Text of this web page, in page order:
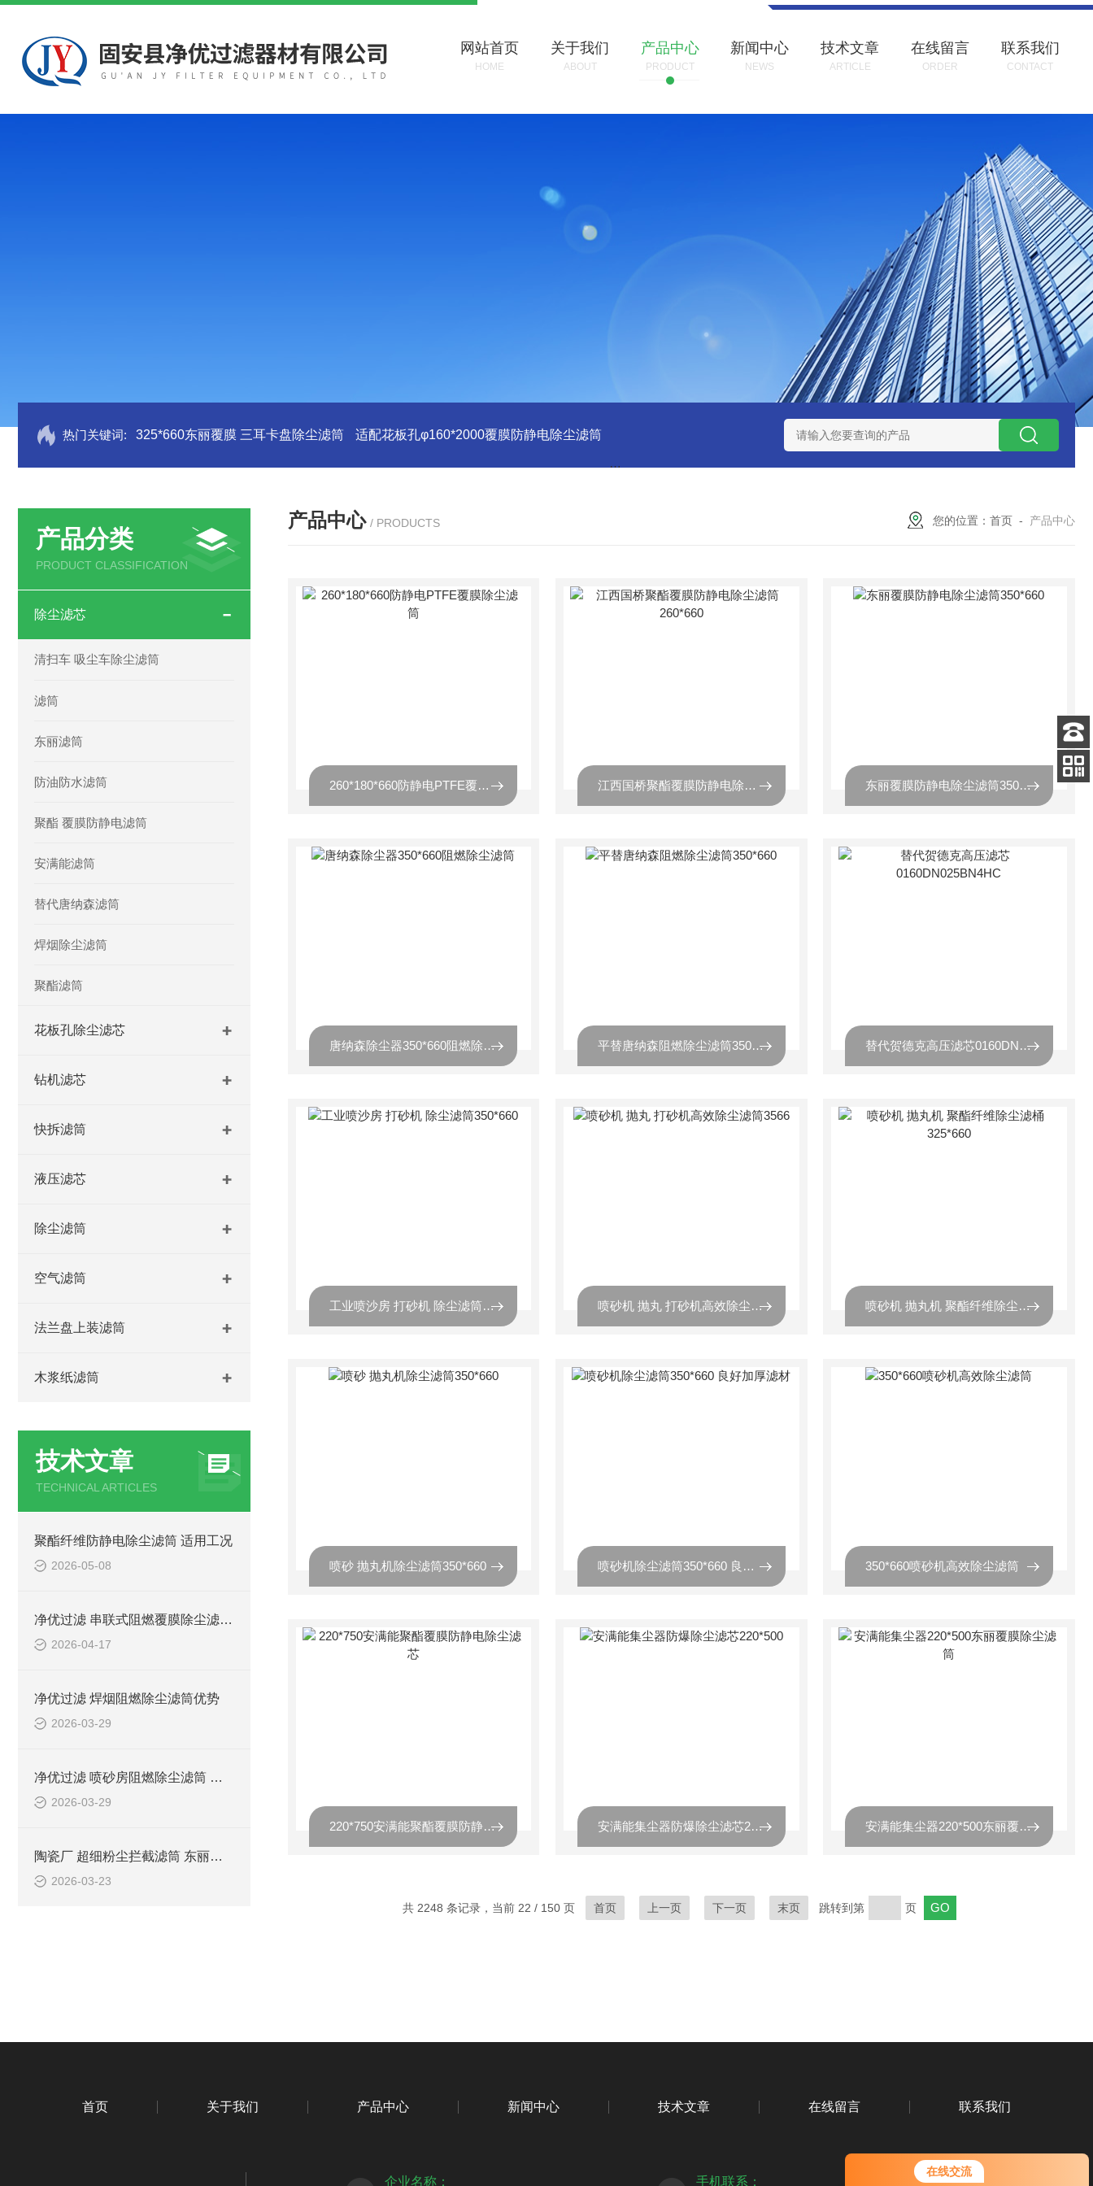
在线交流
您好！欢迎前来咨询，很高兴为您
服务，请问您要咨询什么问题呢？
网站首页
HOME
关于我们
ABOUT
产品中心
PRODUCT
新闻中心
NEWS
技术文章
ARTICLE
在线留言
ORDER
联系我们
CONTACT
热门关键词: 325*660东丽覆膜 三耳卡盘除尘滤筒 适配花板孔φ160*2000覆膜防静电除尘滤筒 PU注胶 花板孔φ157*500防静电除尘滤芯 电焊车间 六耳快拆除尘滤筒 环保排放达
产品分类
PRODUCT CLASSIFICATION
除尘滤芯
清扫车 吸尘车除尘滤筒
滤筒
东丽滤筒
防油防水滤筒
聚酯 覆膜防静电滤筒
安满能滤筒
替代唐纳森滤筒
焊烟除尘滤筒
聚酯滤筒
花板孔除尘滤芯
钻机滤芯
快拆滤筒
液压滤芯
除尘滤筒
空气滤筒
法兰盘上装滤筒
木浆纸滤筒
技术文章
TECHNICAL ARTICLES
聚酯纤维防静电除尘滤筒 适用工况
2026-05-08
净优过滤 串联式阻燃覆膜除尘滤筒介绍
2026-04-17
净优过滤 焊烟阻燃除尘滤筒优势
2026-03-29
净优过滤 喷砂房阻燃除尘滤筒 环保排放达标
2026-03-29
陶瓷厂 超细粉尘拦截滤筒 东丽覆膜滤材
2026-03-23
产品中心 / PRODUCTS 您的位置： 首页 - 产品中心
260*180*660防静电PTFE覆膜除尘滤筒 江西国桥聚酯覆膜防静电除尘滤筒260*660 东丽覆膜防静电除尘滤筒350*660
唐纳森除尘器350*660阻燃除尘滤筒 平替唐纳森阻燃除尘滤筒350*660 替代贺德克高压滤芯0160DN025BN4HC
工业喷沙房 打砂机 除尘滤筒350*660 喷砂机 抛丸 打砂机高效除尘滤筒3566 喷砂机 抛丸机 聚酯纤维除尘滤桶325*660
喷砂 抛丸机除尘滤筒350*660 喷砂机除尘滤筒350*660 良好加厚滤材 350*660喷砂机高效除尘滤筒
220*750安满能聚酯覆膜防静电除尘滤芯 安满能集尘器防爆除尘滤芯220*500 安满能集尘器220*500东丽覆膜除尘滤筒
共 2248 条记录，当前 22 / 150 页 首页 上一页 下一页 末页 跳转到第 页
首页 关于我们 产品中心 新闻中心 技术文章 在线留言 联系我们
企业名称： 手机联系：
客服
电话